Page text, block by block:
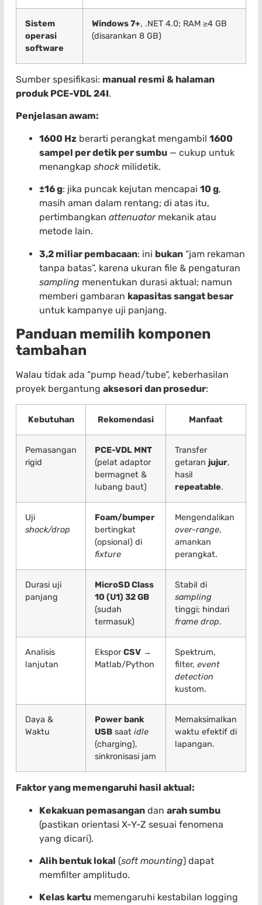
Sistem
operasi
software
Windows 7+, .NET 4.0; RAM ≥4 GB
(disarankan 8 GB)
Sumber spesifikasi: manual resmi & halaman
produk PCE-VDL 24I.
Penjelasan awam:
1600 Hz berarti perangkat mengambil 1600
sampel per detik per sumbu — cukup untuk
menangkap shock milidetik.
±16 g: jika puncak kejutan mencapai 10 g,
masih aman dalam rentang; di atas itu,
pertimbangkan attenuatormekanik atau
metode lain.
3,2 miliar pembacaan: ini bukan “jam rekaman
tanpa batas”, karena ukuran file & pengaturan
sampling menentukan durasi aktual; namun
memberi gambaran kapasitas sangat besar
untuk kampanye uji panjang.
Panduan memilih komponen
tambahan
Walau tidak ada “pump head/tube”, keberhasilan
proyek bergantung aksesori dan prosedur:
Kebutuhan Rekomendasi Manfaat
Pemasangan
rigid
PCE-VDL MNT
(pelat adaptor
bermagnet &
lubang baut)
Transfer
getaran jujur,
hasil
repeatable.
Uji
shock/drop
Foam/bumper
bertingkat
(opsional) di
fixture
Mengendalikan
over-range,
amankan
perangkat.
Durasi uji
panjang
MicroSD Class
10 (U1) 32 GB
(sudah
termasuk)
Stabil di
sampling
tinggi; hindari
frame drop.
Analisis
lanjutan
EksporCSV →
Matlab/Python
Spektrum,
filter, event
detection
kustom.
Daya &
Waktu
Power bank
USB saat idle
(charging),
sinkronisasi jam
Memaksimalkan
waktu efektif di
lapangan.
Faktor yang memengaruhi hasil aktual:
Kekakuan pemasangan dan arah sumbu
(pastikan orientasi X-Y-Z sesuai fenomena
yang dicari).
Alih bentuk lokal (soft mounting) dapat
memfilter amplitudo.
Kelas kartu memengaruhi kestabilan logging